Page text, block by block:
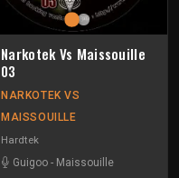
Narkotek Vs Maissouille
03
NARKOTEK VS
MAISSOUILLE
Hardtek
Guigoo - Maissouille